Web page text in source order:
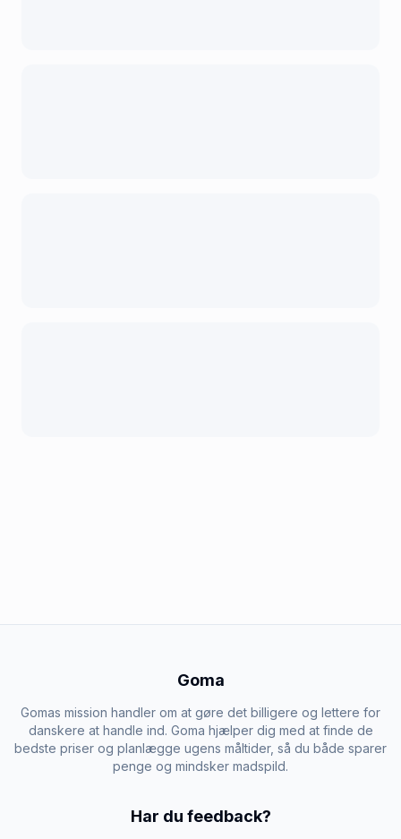
Goma
Gomas mission handler om at gøre det billigere og lettere for
danskere at handle ind. Goma hjælper dig med at finde de
bedste priser og planlægge ugens måltider, så du både sparer
penge og mindsker madspild.
Har du feedback?